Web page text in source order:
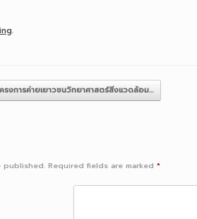
.
งการค่ายเยาวชนวิทยาศาสตร์สิ่งแวดล้อม…
published. Required fields are marked *